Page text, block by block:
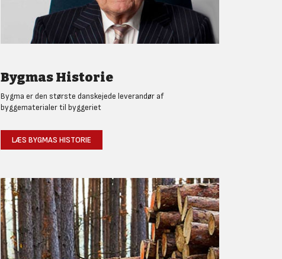
Bygmas Historie
Bygma er den største danskejede leverandør af
byggematerialer til byggeriet
LÆS BYGMAS HISTORIE